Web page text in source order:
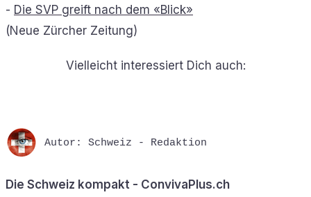
- Die SVP greift nach dem «Blick»
(Neue Zürcher Zeitung)
Vielleicht interessiert Dich auch:
Autor: Schweiz - Redaktion
Die Schweiz kompakt - ConvivaPlus.ch